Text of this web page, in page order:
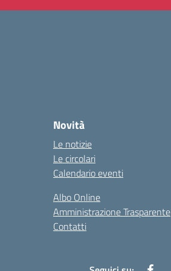
Novità
Le notizie
Le circolari
Calendario eventi
Albo Online
Amministrazione Trasparente
Contatti